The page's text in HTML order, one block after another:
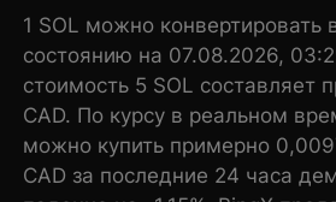
1 SOL можно конвертировать
состоянию на 07.08.2026,
стоимость 5 SOL составляет
CAD. По курсу в реальном
можно купить примерно
CAD за последние 24 часа